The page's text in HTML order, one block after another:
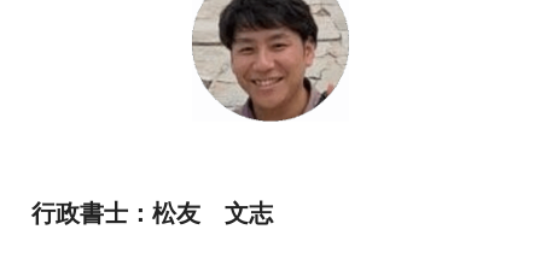
行政書士：松友 文志